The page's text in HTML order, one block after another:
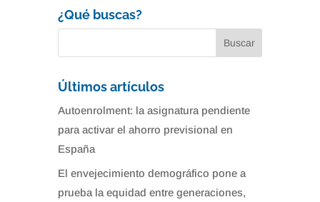
¿Qué buscas?
Últimos artículos
Autoenrolment: la asignatura pendiente
para activar el ahorro previsional en
España
El envejecimiento demográfico pone a
prueba la equidad entre generaciones,